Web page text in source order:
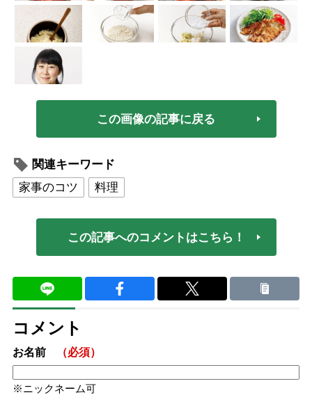
この画像の記事に戻る
関連キーワード
家事のコツ
料理
この記事へのコメントはこちら！
コメント
お名前 （必須）
ニックネーム可